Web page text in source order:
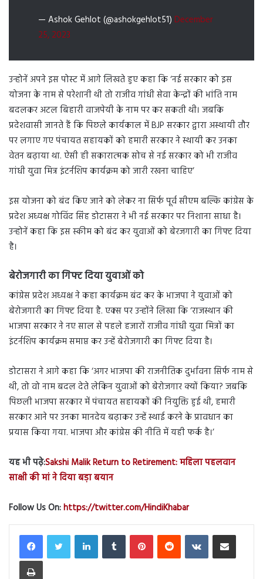
— Ashok Gehlot (@ashokgehlot51) December
25, 2023
उन्होनें अपने इस पोस्ट में आगे लिखते हुए कहा कि ‘नई सरकार को इस
योजना के नाम से परेशानी थी तो राजीव गांधी सेवा केन्द्रों की भांति नाम
बदलकर अटल बिहारी वाजपेयी के नाम पर कर सकती थी। जबकि
प्रदेशवासी जानते हैं कि पिछले कार्यकाल में BJP सरकार द्वारा अस्थायी तौर
पर लगाए गए पंचायत सहायकों को हमारी सरकार ने स्थायी कर उनका
वेतन बढ़ाया था. ऐसी ही सकारात्मक सोच से नई सरकार को भी राजीव
गांधी युवा मित्र इंटर्नशिप कार्यक्रम को जारी रखना चाहिए’
इस योजना को बंद किए जाने को लेकर ना सिर्फ पूर्व सीएम बल्कि कांग्रेस के
प्रदेश अध्यक्ष गोविंद सिंह डोटासरा ने भी नई सरकार पर निशाना साधा है।
उन्होनें कहा कि इस स्कीम को बंद कर युवाओं को बेरजगारी का गिफ्ट दिया
है।
बेरोजगारी का गिफ्ट दिया युवाओं को
कांग्रेस प्रदेश अध्यक्ष ने कहा कार्यक्रम बंद कर के भाजपा ने युवाओं को
बेरोजगारी का गिफ्ट दिया है. एक्स पर उन्होंने लिखा कि ‘राजस्थान की
भाजपा सरकार ने नए साल से पहले हजारों राजीव गांधी युवा मित्रों का
इंटर्नशिप कार्यक्रम समाप्त कर उन्हें बेरोजगारी का गिफ्ट दिया है।
डोटासरा ने आगे कहा कि ‘अगर भाजपा की राजनीतिक दुर्भावना सिर्फ नाम से
थी, तो वो नाम बदल देते लेकिन युवाओं को बेरोजगार क्यों किया? जबकि
पिछली भाजपा सरकार में पंचायत सहायकों की नियुक्ति हुई थी, हमारी
सरकार आने पर उनका मानदेय बढ़ाकर उन्हें स्थाई करने के प्रावधान का
प्रयास किया गया. भाजपा और कांग्रेस की नीति में यही फर्क है।’
यह भी पढ़े:Sakshi Malik Return to Retirement: महिला पहलवान
साक्षी की मां ने दिया बड़ा बयान
Follow Us On:https://twitter.com/HindiKhabar
LinkedInTumblr PinterestReddit VKontakteShare via Email
Print